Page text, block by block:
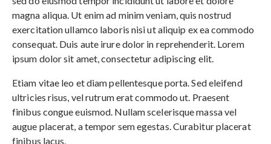
magna aliqua. Ut enim ad minim veniam, quis nostrud
exercitation ullamco laboris nisi ut aliquip ex ea commodo
consequat. Duis aute irure dolor in reprehenderit. Lorem
ipsum dolor sit amet, consectetur adipiscing elit.
Etiam vitae leo et diam pellentesque porta. Sed eleifend
ultricies risus, vel rutrum erat commodo ut. Praesent
finibus congue euismod. Nullam scelerisque massa vel
augue placerat, a tempor sem egestas. Curabitur placerat
finibus lacus.